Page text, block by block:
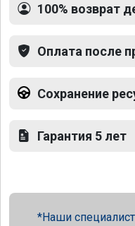
100% возврат
Оплата после
Сохранение
Гарантия 5 лет
Наши